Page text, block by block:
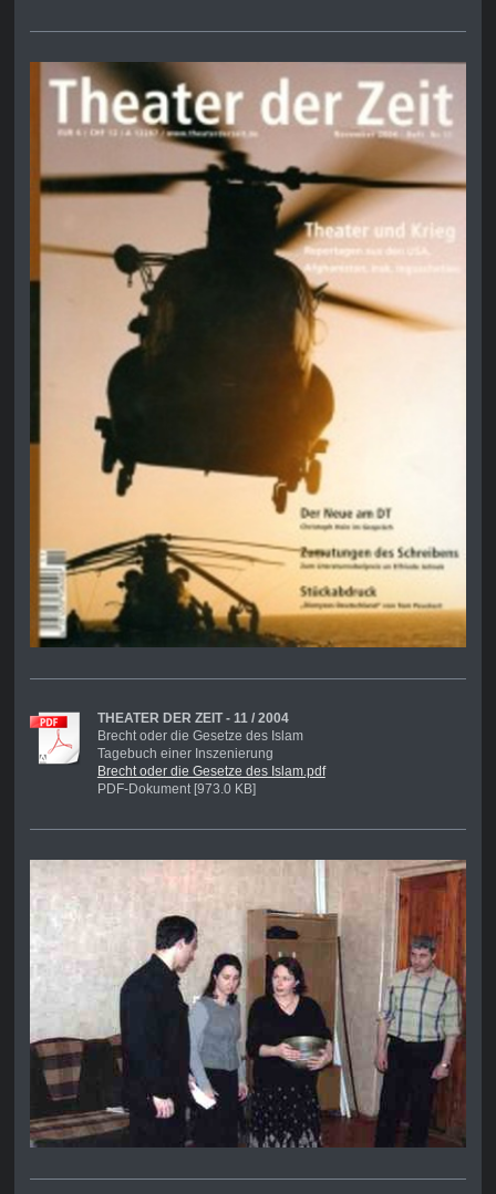
THEATER DER ZEIT - 11 / 2004
Brecht oder die Gesetze des Islam
Tagebuch einer Inszenierung
Brecht oder die Gesetze des Islam.pdf
PDF-Dokument [973.0 KB]